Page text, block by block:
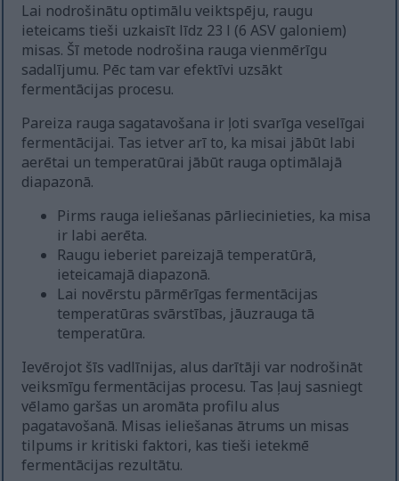
Lai nodrošinātu optimālu veiktspēju, raugu
ieteicams tieši uzkaisīt līdz 23 l (6 ASV galoniem)
misas. Šī metode nodrošina rauga vienmērīgu
sadalījumu. Pēc tam var efektīvi uzsākt
fermentācijas procesu.
Pareiza rauga sagatavošana ir ļoti svarīga veselīgai
fermentācijai. Tas ietver arī to, ka misai jābūt labi
aerētai un temperatūrai jābūt rauga optimālajā
diapazonā.
Pirms rauga ieliešanas pārliecinieties, ka misa
ir labi aerēta.
Raugu ieberiet pareizajā temperatūrā,
ieteicamajā diapazonā.
Lai novērstu pārmērīgas fermentācijas
temperatūras svārstības, jāuzrauga tā
temperatūra.
Ievērojot šīs vadlīnijas, alus darītāji var nodrošināt
veiksmīgu fermentācijas procesu. Tas ļauj sasniegt
vēlamo garšas un aromāta profilu alus
pagatavošanā. Misas ieliešanas ātrums un misas
tilpums ir kritiski faktori, kas tieši ietekmē
fermentācijas rezultātu.